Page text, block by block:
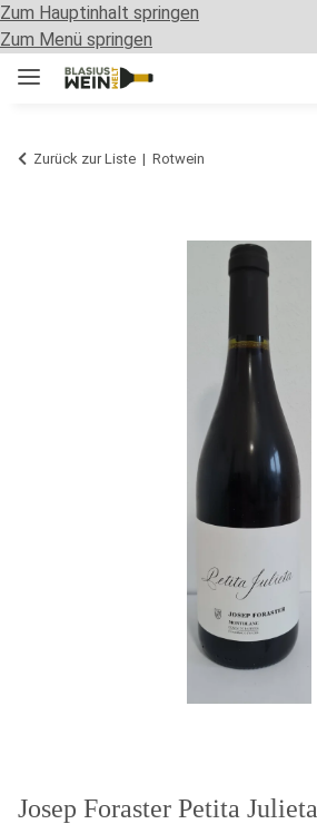
Zum Hauptinhalt springen
Zum Menü springen
Zurück zur Liste Rotwein
Josep Foraster Petita Julieta